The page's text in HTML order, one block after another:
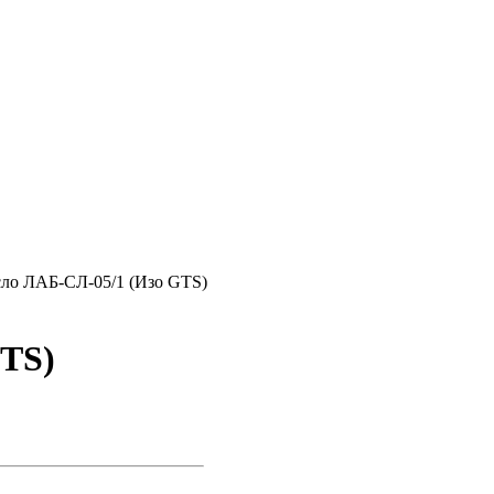
ЛАБ-СЛ-05/1 (Изо GTS)